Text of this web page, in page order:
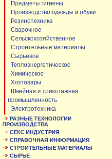
Предметы гигиены
Производство одежды и обуви
Резинотехника
Сварочное
Сельскохозяйственное
Строительные материалы
Сырьевое
Теплоэнергетическое
Химическое
Хозтовары
Швейная и трикотажная
промышленность
Электротехника
РАЗНЫЕ ТЕХНОЛОГИИ
ПРОИЗВОДСТВА
СЕКС ИНДУСТРИЯ
СПРАВОЧНАЯ ИНФОРМАЦИЯ
СТРОИТЕЛЬНЫЕ МАТЕРИАЛЫ
СЫРЬЕ